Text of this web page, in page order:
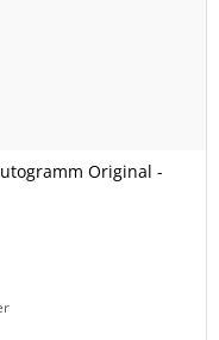
Original -